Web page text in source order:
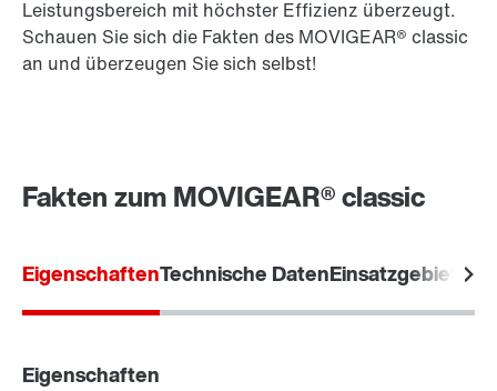
Leistungsbereich mit höchster Effizienz überzeugt.
Schauen Sie sich die Fakten des MOVIGEAR® classic
an und überzeugen Sie sich selbst!
Fakten zum MOVIGEAR® classic
EigenschaftenTechnische DatenEinsatzgebiete
Eigenschaften